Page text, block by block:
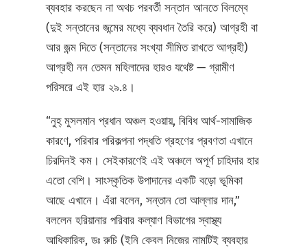
ব্যবহার করছেন না অথচ পরবর্তী সন্তান আনতে বিলম্বে
(দুই সন্তানের জন্মের মধ্যে ব্যবধান তৈরি করে) আগ্রহী বা
আর জন্ম দিতে (সন্তানের সংখ্যা সীমিত রাখতে আগ্রহী)
আগ্রহী নন তেমন মহিলাদের হারও যথেষ্ট — গ্রামীণ
পরিসরে এই হার ২৯.৪।
“নুহ্‌ মুসলমান প্রধান অঞ্চল হওয়ায়, বিবিধ আর্থ-সামাজিক
কারণে, পরিবার পরিকল্পনা পদ্ধতি গ্রহণের প্রবণতা এখানে
চিরদিনই কম। সেইকারণেই এই অঞ্চলে অপূর্ণ চাহিদার হার
এতো বেশি। সাংস্কৃতিক উপাদানের একটি বড়ো ভূমিকা
আছে এখানে। এঁরা বলেন, সন্তান তো আল্লার দান,”
বললেন হরিয়ানার পরিবার কল্যাণ বিভাগের স্বাস্থ্য
আধিকারিক, ডঃ রুচি (ইনি কেবল নিজের নামটিই ব্যবহার